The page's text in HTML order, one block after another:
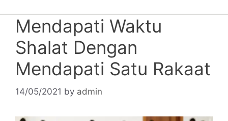
Mendapati Waktu
Shalat Dengan
Mendapati Satu Rakaat
14/05/2021 by admin